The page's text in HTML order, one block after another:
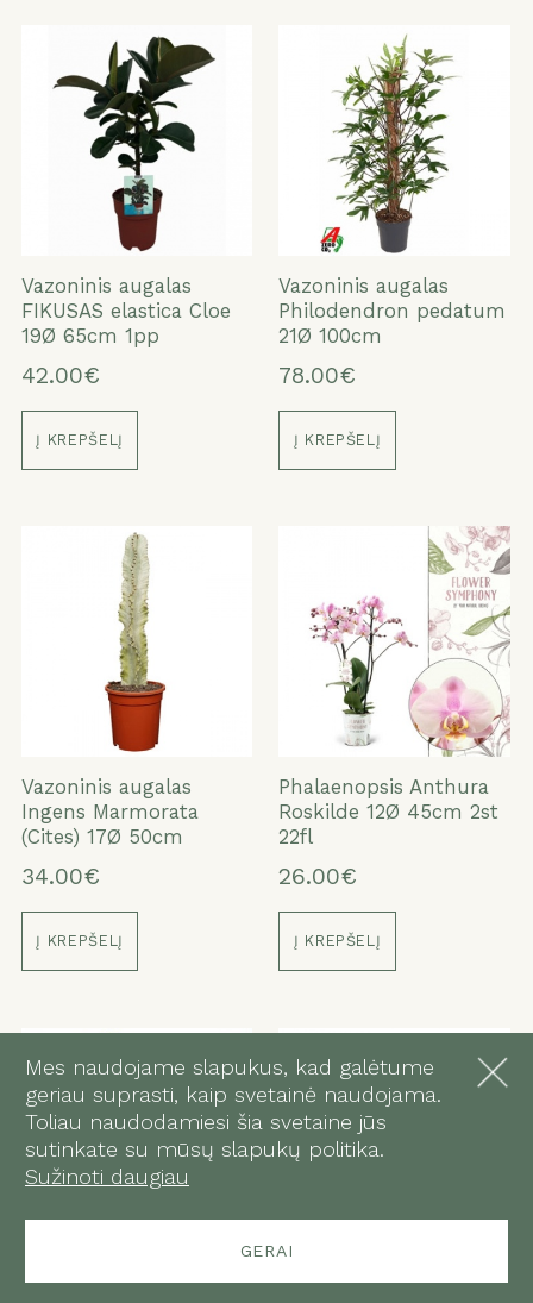
Vazoninis augalas
FIKUSAS elastica Cloe
19Ø 65cm 1pp
42.00€
Į KREPŠELĮ
Vazoninis augalas
Philodendron pedatum
21Ø 100cm
78.00€
Į KREPŠELĮ
Vazoninis augalas
Ingens Marmorata
(Cites) 17Ø 50cm
34.00€
Į KREPŠELĮ
Phalaenopsis Anthura
Roskilde 12Ø 45cm 2st
22fl
26.00€
Į KREPŠELĮ
Vazoninis augalas
Vazoninis augalas
Mes naudojame slapukus, kad galėtume
geriau suprasti, kaip svetainė naudojama.
Toliau naudodamiesi šia svetaine jūs
sutinkate su mūsų slapukų politika.
Sužinoti daugiau
GERAI